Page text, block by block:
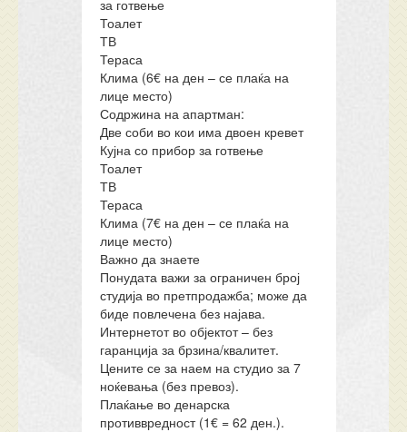
за готвење
Тоалет
ТВ
Тераса
Клима (6€ на ден – се плаќа на
лице место)
Содржина на апартман:
Две соби во кои има двоен кревет
Кујна со прибор за готвење
Тоалет
ТВ
Тераса
Клима (7€ на ден – се плаќа на
лице место)
Важно да знаете
Понудата важи за ограничен број
студија во претпродажба; може да
биде повлечена без најава.
Интернетот во објектот – без
гаранција за брзина/квалитет.
Цените се за наем на студио за 7
ноќевања (без превоз).
Плаќање во денарска
противвредност (1€ = 62 ден.).